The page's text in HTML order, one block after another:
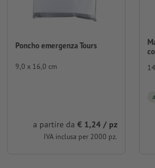
Poncho emergenza Tours
9,0 x 16,0 cm
a partire da € 1,24 / pz
IVA inclusa per 2000 pz.